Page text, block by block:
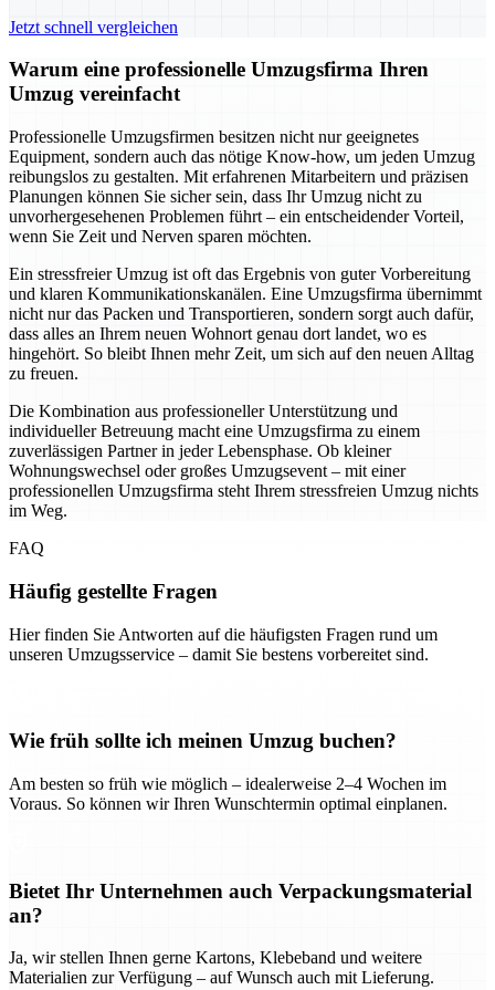
Jetzt schnell vergleichen
Warum eine professionelle Umzugsfirma Ihren
Umzug vereinfacht
Professionelle Umzugsfirmen besitzen nicht nur geeignetes
Equipment, sondern auch das nötige Know-how, um jeden Umzug
reibungslos zu gestalten. Mit erfahrenen Mitarbeitern und präzisen
Planungen können Sie sicher sein, dass Ihr Umzug nicht zu
unvorhergesehenen Problemen führt – ein entscheidender Vorteil,
wenn Sie Zeit und Nerven sparen möchten.
Ein stressfreier Umzug ist oft das Ergebnis von guter Vorbereitung
und klaren Kommunikationskanälen. Eine Umzugsfirma übernimmt
nicht nur das Packen und Transportieren, sondern sorgt auch dafür,
dass alles an Ihrem neuen Wohnort genau dort landet, wo es
hingehört. So bleibt Ihnen mehr Zeit, um sich auf den neuen Alltag
zu freuen.
Die Kombination aus professioneller Unterstützung und
individueller Betreuung macht eine Umzugsfirma zu einem
zuverlässigen Partner in jeder Lebensphase. Ob kleiner
Wohnungswechsel oder großes Umzugsevent – mit einer
professionellen Umzugsfirma steht Ihrem stressfreien Umzug nichts
im Weg.
FAQ
Häufig gestellte Fragen
Hier finden Sie Antworten auf die häufigsten Fragen rund um
unseren Umzugsservice – damit Sie bestens vorbereitet sind.
Wie früh sollte ich meinen Umzug buchen?
Am besten so früh wie möglich – idealerweise 2–4 Wochen im
Voraus. So können wir Ihren Wunschtermin optimal einplanen.
Bietet Ihr Unternehmen auch Verpackungsmaterial
an?
Ja, wir stellen Ihnen gerne Kartons, Klebeband und weitere
Materialien zur Verfügung – auf Wunsch auch mit Lieferung.